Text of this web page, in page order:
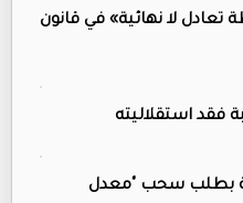
لا نهائية» في قانون
فقد استقلاليته
بطلب سحب "معدل